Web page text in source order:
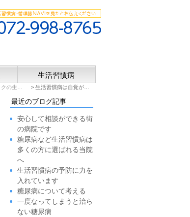
生活習慣病
生活習慣病は自覚が無いまま進行していく病気です
最近のブログ記事
安心して相談ができる街
の病院です
糖尿病など生活習慣病は
多くの方に選ばれる当院
へ
生活習慣病の予防に力を
入れています
糖尿病について考える
一度なってしまうと治ら
ない糖尿病